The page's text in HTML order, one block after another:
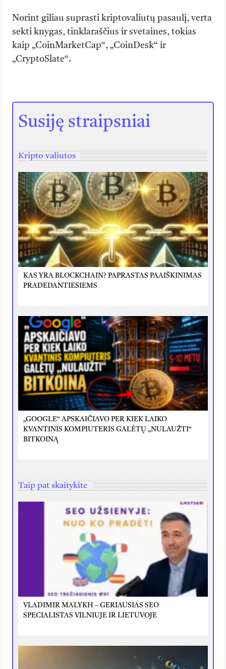
Norint giliau suprasti kriptovaliutų pasaulį, verta
sekti knygas, tinklaraščius ir svetaines, tokias
kaip „CoinMarketCap“, „CoinDesk“ ir
„CryptoSlate“.
Susiję straipsniai
Kripto valiutos
KAS YRA BLOCKCHAIN? PAPRASTAS PAAIŠKINIMAS
PRADEDANTIESIEMS
„GOOGLE“ APSKAIČIAVO PER KIEK LAIKO
KVANTINIS KOMPIUTERIS GALĖTŲ „NULAUŽTI“
BITKOINĄ
Taip pat skaitykite
VLADIMIR MALYKH – GERIAUSIAS SEO
SPECIALISTAS VILNIUJE IR LIETUVOJE